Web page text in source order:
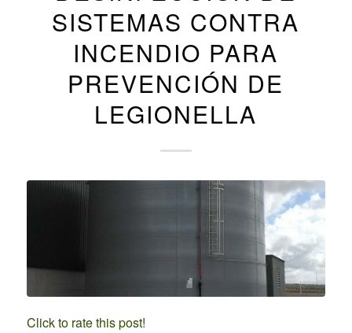
SISTEMAS CONTRA
INCENDIO PARA
PREVENCIÓN DE
LEGIONELLA
Click to rate this post!